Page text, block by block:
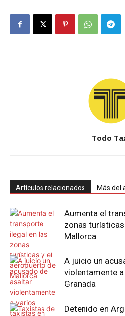
Todo
Artículos relacionados Más del
Aumenta el
zonas
Mallorca
A juicio un
violentamente
Granada
Detenido en